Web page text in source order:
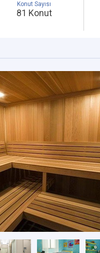
Konut Sayısı
81 Konut